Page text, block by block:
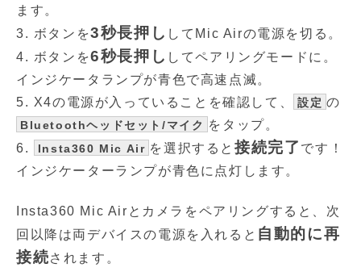
ます。
3. ボタンを3秒長押し してMic Airの電源を切る。
4. ボタンを6秒長押し してペアリングモードに。
インジケータランプが青色で高速点滅。
5. X4の電源が入っていることを確認して、
設定 の
Bluetoothヘッドセット/マイク
をタップ。
6.
Insta360 Mic Air を選択すると接続完了 です！
インジケーターランプが青色に点灯します。
Insta360 Mic Airとカメラをペアリングすると、次
回以降は両デバイスの電源を入れると 自動的に再
接続されます。